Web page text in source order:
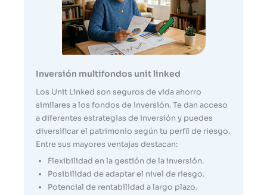
Inversión multifondos unit linked
Los Unit Linked son seguros de vida ahorro
similares a los fondos de inversión. Te dan acceso
a diferentes estrategias de inversión y puedes
diversificar el patrimonio según tu perfil de riesgo.
Entre sus mayores ventajas destacan:
Flexibilidad en la gestión de la inversión.
Posibilidad de adaptar el nivel de riesgo.
Potencial de rentabilidad a largo plazo.